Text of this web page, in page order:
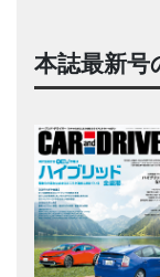
本誌最新号